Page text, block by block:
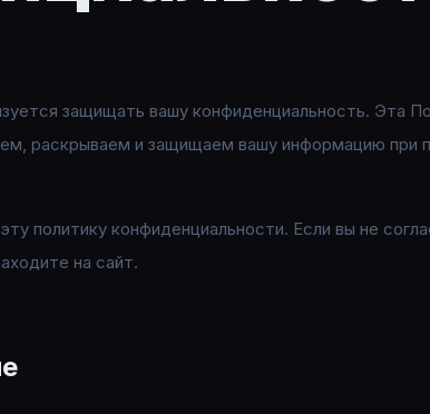
защищать вашу конфиденциальность. Эта
раскрываем и защищаем вашу информацию при
политику конфиденциальности. Если вы не
на сайт.